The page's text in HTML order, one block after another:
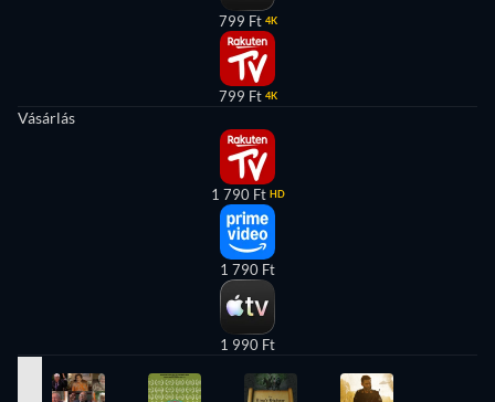
799 Ft 4K
799 Ft 4K
Vásárlás
1 790 Ft HD
1 790 Ft
1 990 Ft